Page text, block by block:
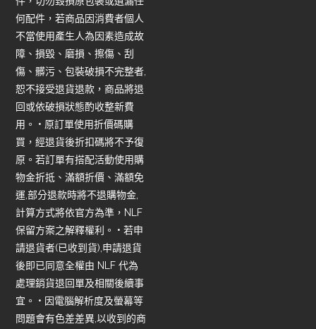
何配件，若商品因消費者個人
不當使用產生人為因素造成故
障、損毀、磨損、擦傷、刮
傷、髒污、包裝破損不完整者,
恕不接受退貨退款，商品將退
回或依破損狀態酌收整新費
用。 • 原訂單使用折價碼購
買，經退貨後折扣碼將不予復
原。若訂單有搭配活動使用購
物金折抵、滿額折價、滿額免
運,部分退款時將不退購物金,
計算方式將依官方為準，NLF
保留方案之解釋權利。 • 若申
請退貨者(已收到貨),申請退貨
後即已同意全權由 NLF 代為
處理銷貨退回單及相關後續事
宜。 • 因電腦解析度及螢幕等
問題會有色差差異,以收到的商